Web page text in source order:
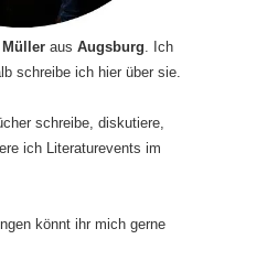
Müller aus Augsburg. Ich
schreibe ich hier über sie.
schreibe, diskutiere,
ich Literaturevents im
könnt ihr mich gerne